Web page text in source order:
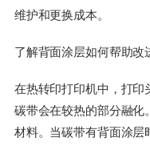
维护和更换成本。
了解背面涂层如何帮助改
在热转印打印机中，打印
碳带会在较热的部分融
材料。当碳带有背面涂层